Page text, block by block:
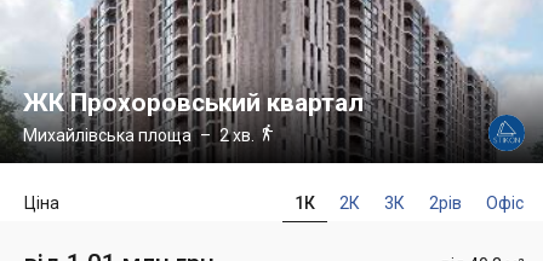
ЖК Прохоровський квартал
Михайлівська площа– 2 хв. 
1К 2К 3К 2рів Офіс
Ціна